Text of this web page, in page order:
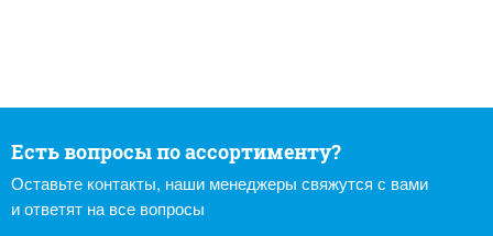
Есть вопросы по ассортименту?
Оставьте контакты, наши менеджеры свяжутся с вами
и ответят на все вопросы